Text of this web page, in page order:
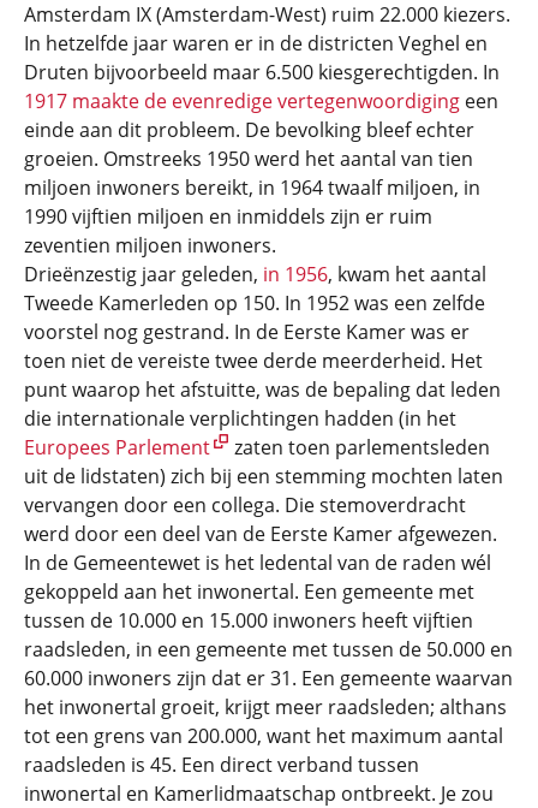
Amsterdam IX (Amsterdam-West) ruim 22.000 kiezers.
In hetzelfde jaar waren er in de districten Veghel en
Druten bijvoorbeeld maar 6.500 kiesgerechtigden. In
1917 maakte de evenredige vertegenwoordiging een
einde aan dit probleem. De bevolking bleef echter
groeien. Omstreeks 1950 werd het aantal van tien
miljoen inwoners bereikt, in 1964 twaalf miljoen, in
1990 vijftien miljoen en inmiddels zijn er ruim
zeventien miljoen inwoners.
Drieënzestig jaar geleden, in 1956, kwam het aantal
Tweede Kamerleden op 150. In 1952 was een zelfde
voorstel nog gestrand. In de Eerste Kamer was er
toen niet de vereiste twee derde meerderheid. Het
punt waarop het afstuitte, was de bepaling dat leden
die internationale verplichtingen hadden (in het
Europees Parlement
zaten toen parlementsleden
uit de lidstaten) zich bij een stemming mochten laten
vervangen door een collega. Die stemoverdracht
werd door een deel van de Eerste Kamer afgewezen.
In de Gemeentewet is het ledental van de raden wél
gekoppeld aan het inwonertal. Een gemeente met
tussen de 10.000 en 15.000 inwoners heeft vijftien
raadsleden, in een gemeente met tussen de 50.000 en
60.000 inwoners zijn dat er 31. Een gemeente waarvan
het inwonertal groeit, krijgt meer raadsleden; althans
tot een grens van 200.000, want het maximum aantal
raadsleden is 45. Een direct verband tussen
inwonertal en Kamerlidmaatschap ontbreekt. Je zou